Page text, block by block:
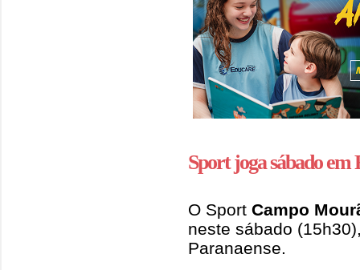
Sport joga sábado em
O Sport Campo
neste sábado
Paranaense.